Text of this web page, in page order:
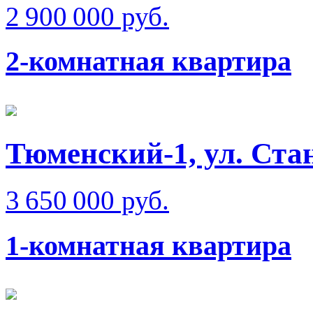
2 900 000 руб.
2-комнатная квартира
Тюменский-1, ул.
3 650 000 руб.
1-комнатная квартира